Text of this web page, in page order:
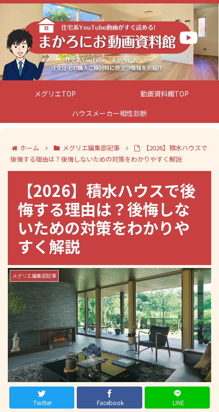
メグリエTOP
動画資料館TOP
ハウスメーカー相性診断
ホーム メグリエ編集部記事
【2026】積水ハウスで
後悔する理由は？後悔しないための対策をわかりやすく解説
【2026】積水ハウスで後
悔する理由は？後悔しな
いための対策をわかりや
すく解説
メグリエ編集部記事
Twitter Facebook LINE